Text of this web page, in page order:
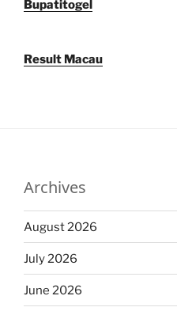
Bupatitogel
Result Macau
Archives
August 2026
July 2026
June 2026